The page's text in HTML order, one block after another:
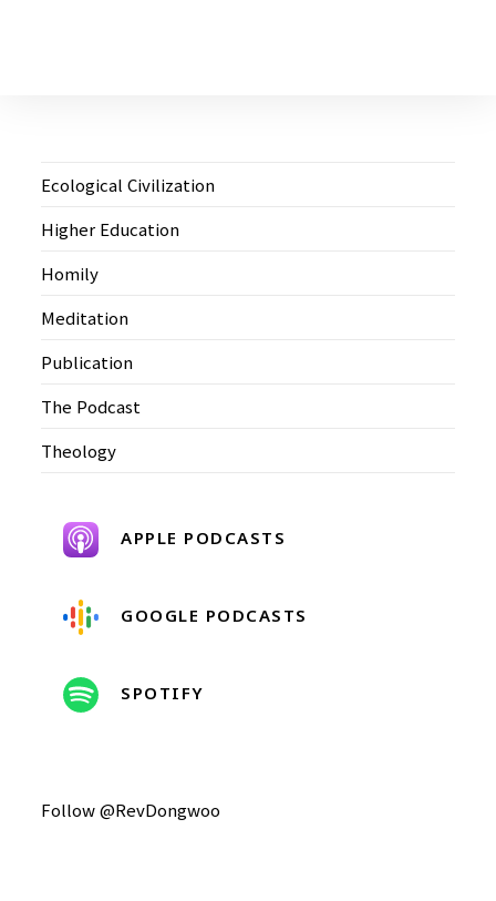
Ecological Civilization
Higher Education
Homily
Meditation
Publication
The Podcast
Theology
APPLE PODCASTS
GOOGLE PODCASTS
SPOTIFY
Follow @RevDongwoo